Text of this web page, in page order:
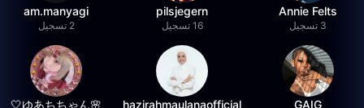
Annie Felts
3 تسجيل
pilsjegern
16 تسجيل
am.manyagi
2 تسجيل
GAIG
hazirahmaulanaofficial
🌸ゆあちちゃん🤍